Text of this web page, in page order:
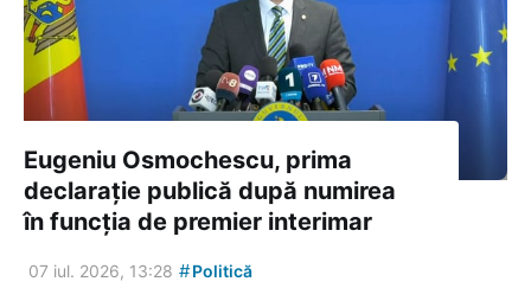
Eugeniu Osmochescu, prima
declarație publică după numirea
în funcția de premier interimar
07 iul. 2026, 13:28 #Politică